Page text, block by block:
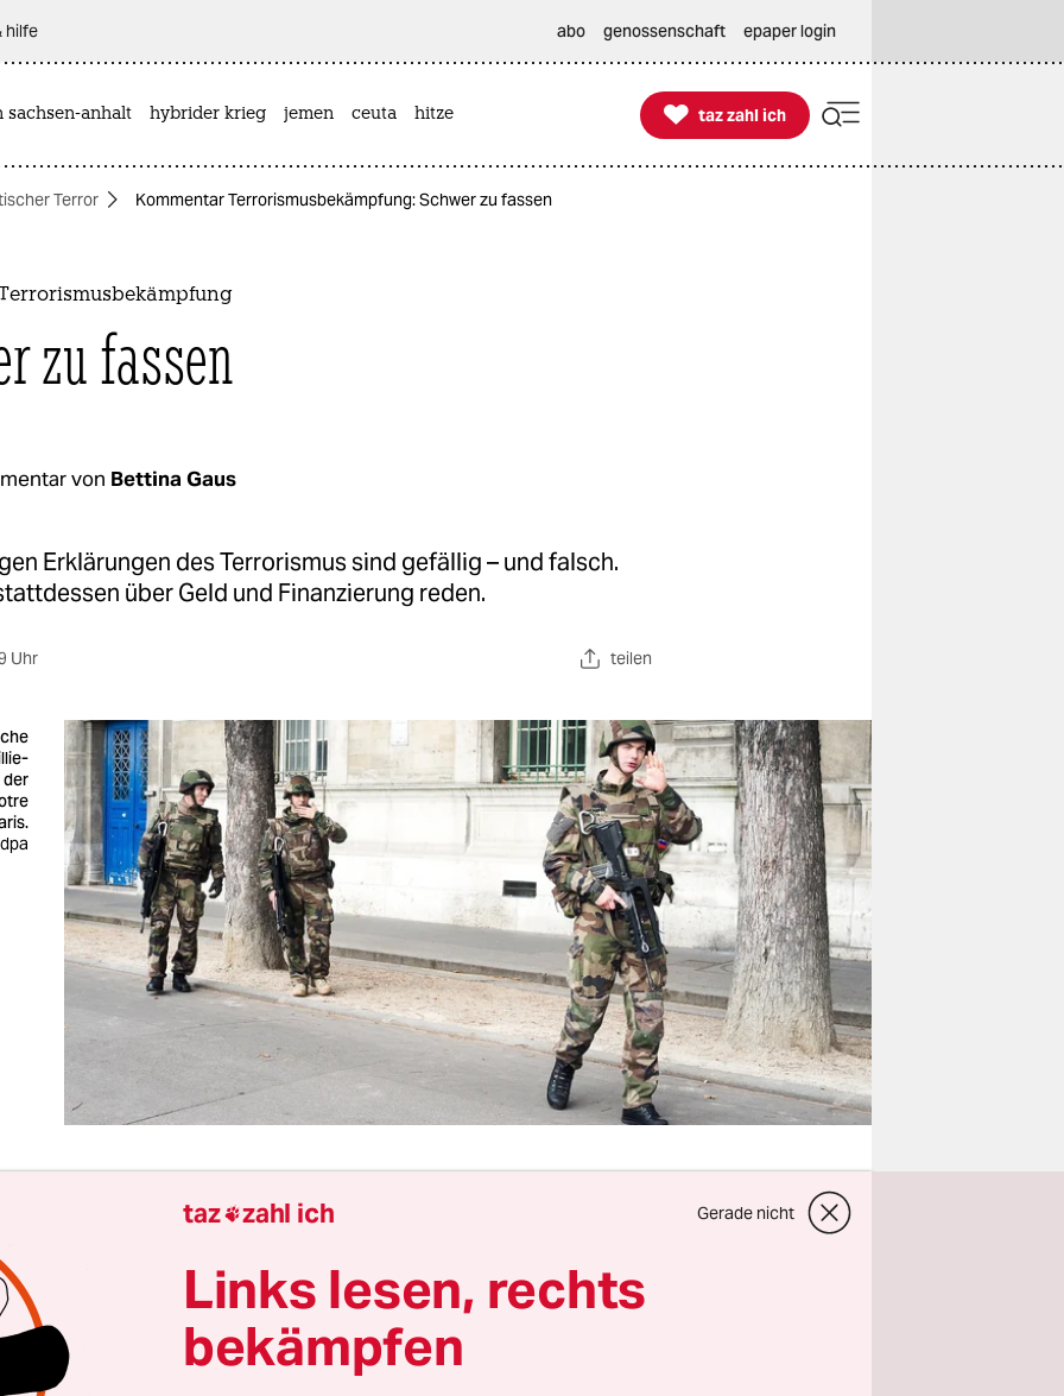
hilfe abo genossenschaft epaper login
sachsen-anhalt hybrider krieg jemen ceuta hitze 
taz zahl ich
taz zahl ich
Terror Kommentar Terrorismusbekämpfung: Schwer zu fassen
zu fassen
von Bettina Gaus
Erklärungen des Terrorismus sind gefällig – und falsch.
über Geld und Finanzierung reden.
Uhr teilen
der
stehen die Ermittlungen ganz am Anfang, noch ist
wenig über den Hintergrund und das Netzwerk
Attentäter von Paris bekannt. Aber in einer Hinsicht
vollständige Übereinstimmung in ganz Europa: Dass
Anschläge ein Angriff auf unser Wertesystem, unseren
taz zahl ich Gerade nicht
Links lesen, rechts
bekämpfen